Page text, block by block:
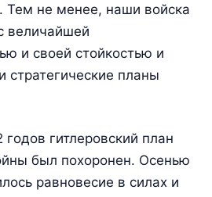
Тем не менее, наши войска
величайшей
и своей стойкостью и
стратегические планы
гитлеровский план
был похоронен. Осенью
равновесие в силах и